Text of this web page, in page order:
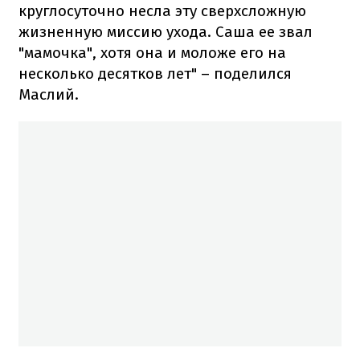
круглосуточно несла эту сверхсложную
жизненную миссию ухода. Саша ее звал
"мамочка", хотя она и моложе его на
несколько десятков лет" – поделился
Маслий.